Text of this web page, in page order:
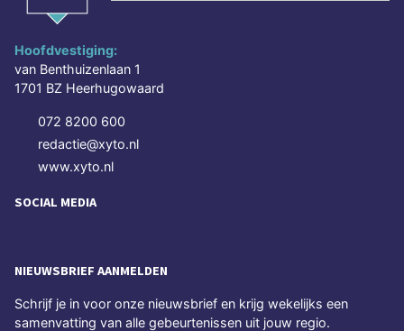
Hoofdvestiging:
van Benthuizenlaan 1
1701 BZ Heerhugowaard
072 8200 600
redactie@xyto.nl
www.xyto.nl
SOCIAL MEDIA
NIEUWSBRIEF AANMELDEN
Schrijf je in voor onze nieuwsbrief en krijg wekelijks een
samenvatting van alle gebeurtenissen uit jouw regio.